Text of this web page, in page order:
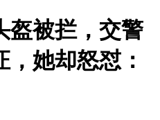
盔被拦，交警
她却怒怼：